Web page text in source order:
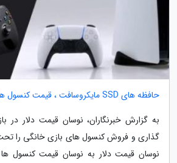
حافظه های SSD مایکروسافت ، قیمت کنسول های بازی چقدر شد؟
به گزارش خبرنگاران، نوسان قیمت دلار در
گذاری و فروش کنسول های بازی خانگی را تحت
نوسان قیمت دلار به نوسان قیمت کنسول